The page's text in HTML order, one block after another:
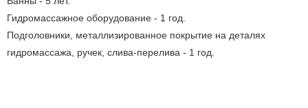
Гидромассажное оборудование - 1 год.
Подголовники, металлизированное покрытие на деталях
гидромассажа, ручек, слива-перелива - 1 год.